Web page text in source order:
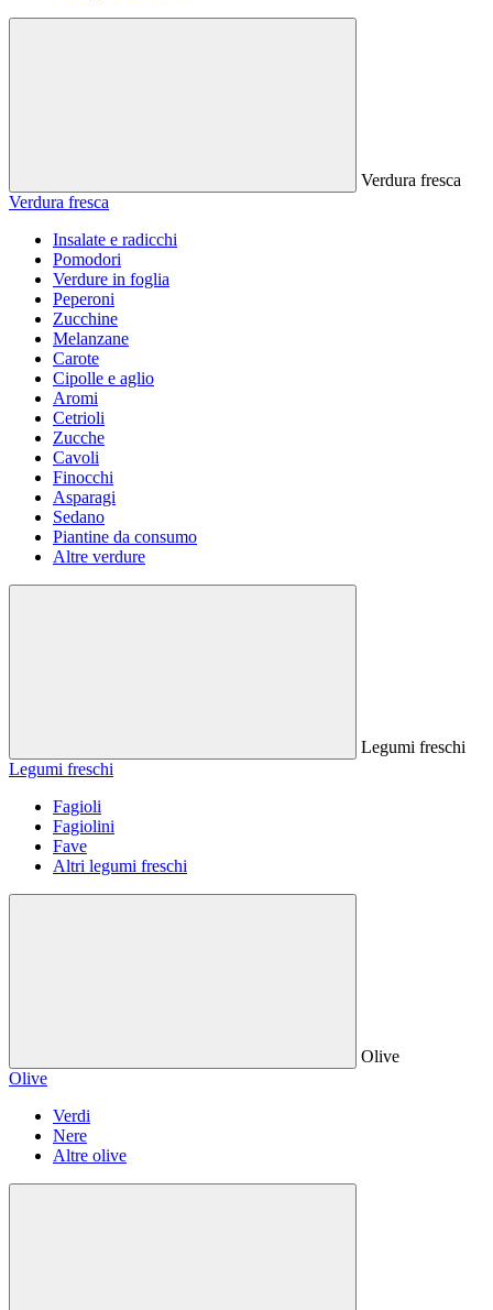
Verdura fresca
Verdura fresca
Insalate e radicchi
Pomodori
Verdure in foglia
Peperoni
Zucchine
Melanzane
Carote
Cipolle e aglio
Aromi
Cetrioli
Zucche
Cavoli
Finocchi
Asparagi
Sedano
Piantine da consumo
Altre verdure
Legumi freschi
Legumi freschi
Fagioli
Fagiolini
Fave
Altri legumi freschi
Olive
Olive
Verdi
Nere
Altre olive